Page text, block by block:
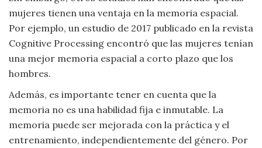
mujeres tienen una ventaja en la memoria espacial.
Por ejemplo, un estudio de 2017 publicado en la revista
Cognitive Processing encontró que las mujeres tenían
una mejor memoria espacial a corto plazo que los
hombres.
Además, es importante tener en cuenta que la
memoria no es una habilidad fija e inmutable. La
memoria puede ser mejorada con la práctica y el
entrenamiento, independientemente del género. Por